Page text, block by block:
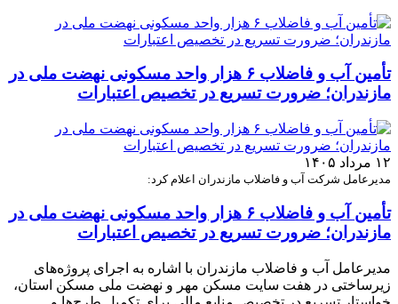
تأمین آب و فاضلاب ۶ هزار واحد مسکونی نهضت ملی در
مازندران؛ ضرورت تسریع در تخصیص اعتبارات
۱۲ مرداد ۱۴۰۵
مدیرعامل شرکت آب و فاضلاب مازندران اعلام کرد:
تأمین آب و فاضلاب ۶ هزار واحد مسکونی نهضت ملی در
مازندران؛ ضرورت تسریع در تخصیص اعتبارات
مدیرعامل آب و فاضلاب مازندران با اشاره به اجرای پروژه‌های
زیرساختی در هفت سایت مسکن مهر و نهضت ملی مسکن استان،